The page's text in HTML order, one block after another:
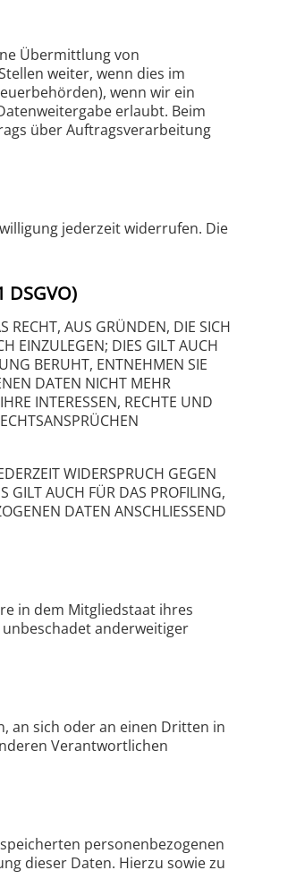
Übermittlung von
weiter, wenn dies im
wenn wir ein
erlaubt. Beim
über Auftragsverarbeitung
jederzeit widerrufen. Die
RECHT, AUS GRÜNDEN, DIE SICH
EINZULEGEN; DIES GILT AUCH
BERUHT, ENTNEHMEN SIE
DATEN NICHT MEHR
INTERESSEN, RECHTE UND
WIDERSPRUCH GEGEN
GILT AUCH FÜR DAS PROFILING,
DATEN ANSCHLIESSEND
in dem Mitgliedstaat ihres
anderweitiger
an sich oder an einen Dritten in
Verantwortlichen
personenbezogenen
dieser Daten. Hierzu sowie zu